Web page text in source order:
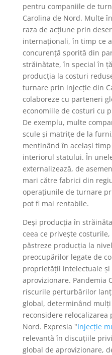
pentru companiile de
Carolina de Nord. Multe
raza de acțiune prin
internaționali, în timp ce
concurență sporită din
străinătate, în special în
producția la costuri
turnare prin injecție din
colaboreze cu parteneri
economiile de costuri cu
De exemplu, multe
scule și matrițe de la
menținând în același
interiorul statului. În
externalizează, de
mari către fabrici din
operațiunile de turnare
pot fi mai rentabile.
Deși producția în
ceea ce privește
păstreze producția la
preocupărilor legate de
proprietății intelectuale
aprovizionare. Pandemia
riscurile perturbărilor
global, determinând
reconsidere
Nord. Expresia "Injecție
relevantă în discuțiile
global de aprovizionare,